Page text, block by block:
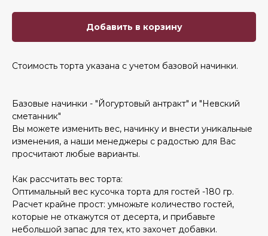
Добавить в корзину
Стоимость торта указана с учетом базовой начинки.
Базовые начинки - "Йогуртовый антракт" и "Невский
сметанник"
Вы можете изменить вес, начинку и внести уникальные
изменения, а наши менеджеры с радостью для Вас
просчитают любые варианты.
Как рассчитать вес торта:
Оптимальный вес кусочка торта для гостей -180 гр.
Расчет крайне прост: умножьте количество гостей,
которые не откажутся от десерта, и прибавьте
небольшой запас для тех, кто захочет добавки.